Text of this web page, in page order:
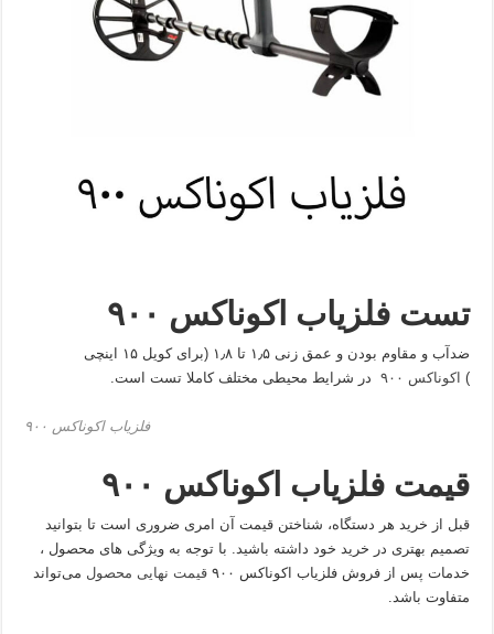
تست فلزیاب اکوناکس ۹۰۰
ضدآب و مقاوم بودن و عمق زنی ۱٫۵ تا ۱٫۸ (برای کویل ۱۵ اینچی
) اکوناکس ۹۰۰ در شرایط محیطی مختلف کاملا تست است.
فلزیاب اکوناکس ۹۰۰
قیمت فلزیاب اکوناکس ۹۰۰
قبل از خرید هر دستگاه، شناختن قیمت آن امری ضروری است تا بتوانید
تصمیم بهتری در خرید خود داشته باشید. با توجه به ویژگی های محصول ،
خدمات پس از فروش فلزیاب اکوناکس ۹۰۰
قیمت نهایی محصول می‌تواند
متفاوت باشد.